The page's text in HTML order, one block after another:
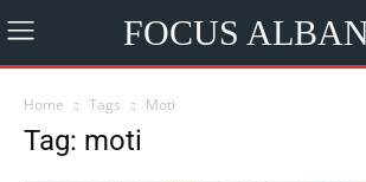
FOCUS
Home Tags Moti
Tag: moti